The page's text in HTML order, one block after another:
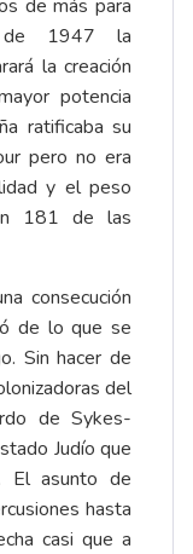
de más para
1947 la
la creación
potencia
ratificaba su
pero no era
y el peso
181 de las
consecución
de lo que se
Sin hacer de
del
de Sykes-
Judío que
El asunto de
hasta
casi que a